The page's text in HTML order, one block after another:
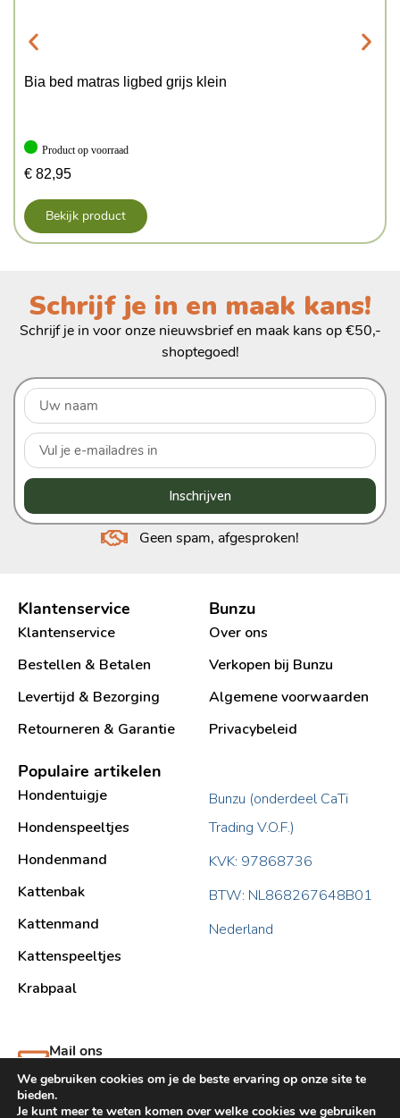
Bia bed matras ligbed grijs klein
Product op voorraad
€ 82,95
Bekijk product
Schrijf je in en maak kans!
Schrijf je in voor onze nieuwsbrief en maak kans op €50,-
shoptegoed!
Inschrijven
Geen spam, afgesproken!
Klantenservice
Klantenservice
Bestellen & Betalen
Levertijd & Bezorging
Retourneren & Garantie
Bunzu
Over ons
Verkopen bij Bunzu
Algemene voorwaarden
Privacybeleid
Populaire artikelen
Hondentuigje
Hondenspeeltjes
Hondenmand
Kattenbak
Kattenmand
Kattenspeeltjes
Krabpaal​
Bunzu (onderdeel CaTi
Trading V.O.F.)
KVK: 97868736
BTW: NL868267648B01
Nederland
Mail ons
support@bunzu.nl
We gebruiken cookies om je de beste ervaring op onze site te
bieden.
Je kunt meer te weten komen over welke cookies we gebruiken